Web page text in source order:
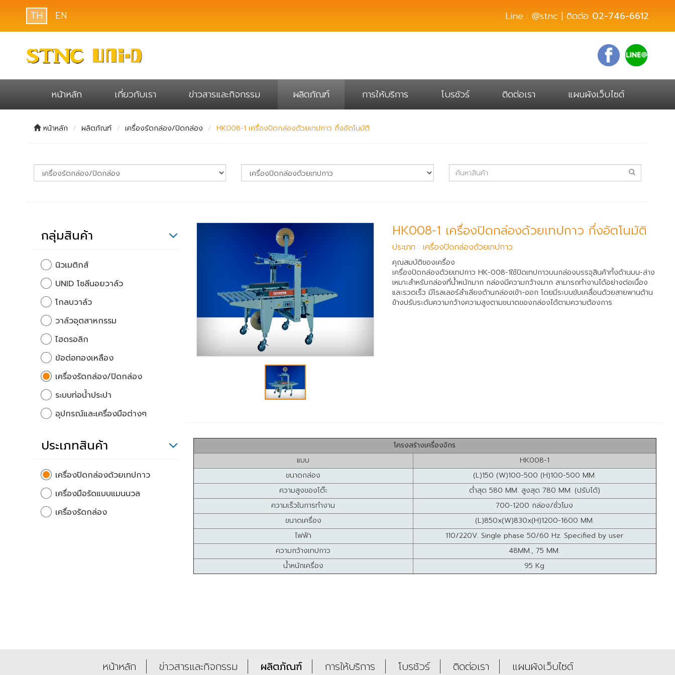
TH EN Line : @stnc | ติดต่อ 02-746-6612
หน้าหลัก เกี่ยวกับเรา ข่าวสารและกิจกรรม ผลิตภัณฑ์ การให้บริการ โบรชัวร์ ติดต่อเรา แผนผังเว็บไซต์
หน้าหลัก ผลิตภัณฑ์ เครื่องรัดกล่อง/ปิดกล่อง HK008-1 เครื่องปิดกล่องด้วยเทปกาว กึ่งอัตโนมัติ
กลุ่มสินค้า
นิวเมติกส์
UNID โซลีนอยวาล์ว
โกลบวาล์ว
วาล์วอุตสาหกรรม
ไฮดรอลิก
ข้อต่อทองเหลือง
เครื่องรัดกล่อง/ปิดกล่อง
ระบบท่อน้ำประปา
อุปกรณ์และเครื่องมือต่างๆ
ประเภทสินค้า
เครื่องปิดกล่องด้วยเทปกาว
เครื่องมือรัดแบบแมนนวล
เครื่องรัดกล่อง
HK008-1 เครื่องปิดกล่องด้วยเทปกาว กึ่งอัตโนมัติ
ประเภท : เครื่องปิดกล่องด้วยเทปกาว
คุณสมบัติของเครื่อง
เครื่องปิดกล่องด้วยเทปกาว HK-008-1ใช้ปิดเทปกาวบนกล่องบรรจุสินค้าทั้งด้านบน-ล่าง
เหมาะสำหรับกล่องที่น้ำหนักมาก กล่องมีความกว้างมาก สามารถทำงานได้อย่างต่อเนื่อง
และรวดเร็ว มีโรลเลอร์ลำเลียงด้านกล่องเข้า-ออก โดยมีระบบขับเคลื่อนด้วยสายพานด้าน
ข้างปรับระดับความกว้างความสูงตามขนาดของกล่องได้ตามความต้องการ
โครงสร้างเครื่องจักร
แบบ
HK008-1
ขนาดกล่อง
(L)150 (W)100-500 (H)100-500 MM.
ความสูงของโต๊ะ
ต่ำสุด 580 MM. สูงสุด 780 MM. (ปรับได้)
ความเร็วในการทำงาน
700-1200 กล่อง/ชั่วโมง
ขนาดเครื่อง
(L)850x(W)830x(H)1200-1600 MM.
ไฟฟ้า
110/220V. Single phase 50/60 Hz. Specified by user
ความกว้างเทปกาว
48MM., 75 MM.
น้ำหนักเครื่อง
95 Kg
หน้าหลัก ข่าวสารและกิจกรรม ผลิตภัณฑ์ การให้บริการ โบรชัวร์ ติดต่อเรา แผนผังเว็บไซต์